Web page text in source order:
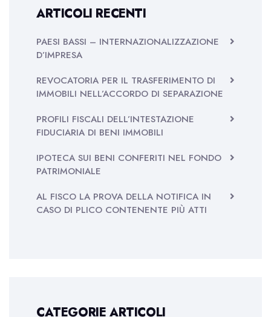
ARTICOLI RECENTI
PAESI BASSI – INTERNAZIONALIZZAZIONE
D’IMPRESA
REVOCATORIA PER IL TRASFERIMENTO DI
IMMOBILI NELL’ACCORDO DI SEPARAZIONE
PROFILI FISCALI DELL’INTESTAZIONE
FIDUCIARIA DI BENI IMMOBILI
IPOTECA SUI BENI CONFERITI NEL FONDO
PATRIMONIALE
AL FISCO LA PROVA DELLA NOTIFICA IN
CASO DI PLICO CONTENENTE PIÙ ATTI
CATEGORIE ARTICOLI